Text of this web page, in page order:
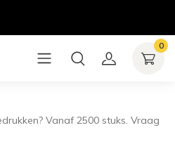
0
Vanaf 2500 stuks. Vraag